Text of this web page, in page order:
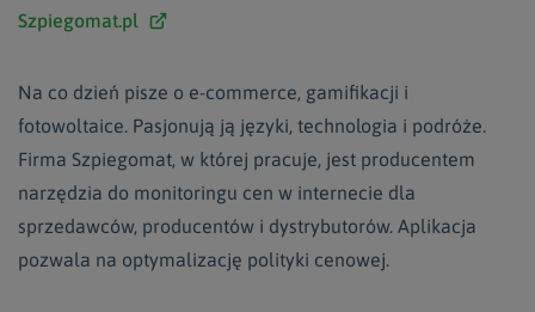
Szpiegomat.pl
Na co dzień pisze o e-commerce, gamifikacji i
fotowoltaice. Pasjonują ją języki, technologia i podróże.
Firma Szpiegomat, w której pracuje, jest producentem
narzędzia do monitoringu cen w internecie dla
sprzedawców, producentów i dystrybutorów. Aplikacja
pozwala na optymalizację polityki cenowej.